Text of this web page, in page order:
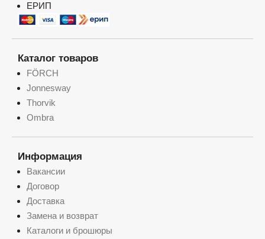
ЕРИП
Каталог товаров
FÖRCH
Jonnesway
Thorvik
Ombra
Информация
Вакансии
Договор
Доставка
Замена и возврат
Каталоги и брошюры